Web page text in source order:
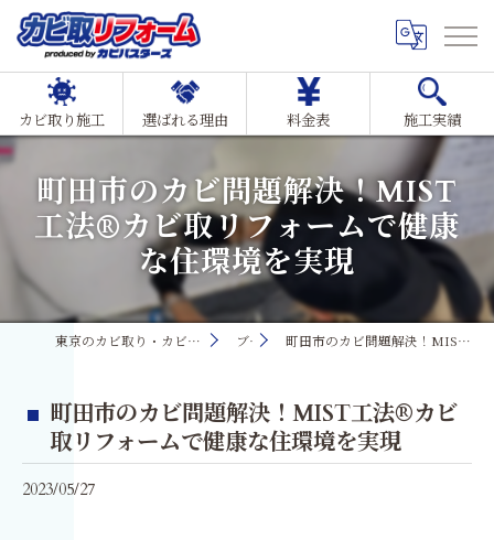
カビ取り施工 選ばれる理由 料金表 施工実績
町田市のカビ問題解決！MIST
工法®カビ取リフォームで健康
な住環境を実現
東京のカビ取り・カビ対策ならMIST工法®カビ取リフォーム ブログ 町田市のカビ問題解決！MIST工法®カビ取リフォームで健康な住環境を実現
町田市のカビ問題解決！MIST工法®カビ
取リフォームで健康な住環境を実現
2023/05/27